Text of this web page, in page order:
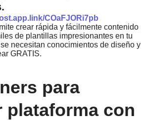
COaFJORi7pb
crear rápida y fácilmente contenido
de plantillas impresionantes en tu
necesitan conocimientos de diseño y
GRATIS.
para
plataforma con